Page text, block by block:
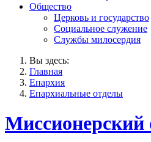
Общество
Церковь и государство
Социальное служение
Службы милосердия
Вы здесь:
Главная
Епархия
Епархиальные отделы
Миссионерский